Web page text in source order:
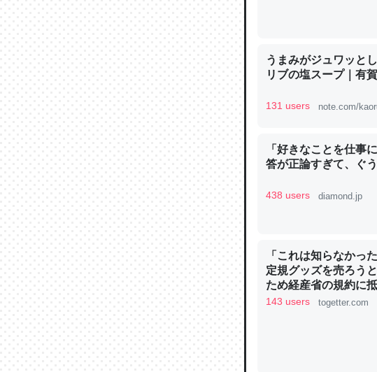
論文では「淡水はカル
は」とあって面白い
チンを強化してる筈だ
─ニュース :: 【研究発表
これを元に考えると
─ニュース :: 【研究発表
ウチもEchoを実家に
中。あと、Googleマ
うまみがジュワッと
リブの塩スープ｜有
131 users note.com/
「好きなことを仕事
答が正論すぎて、ぐ
438 users diamond.jp
「これは知らなかっ
定規グッズを売ろう
ため経産省の規約に
143 users togetter.com